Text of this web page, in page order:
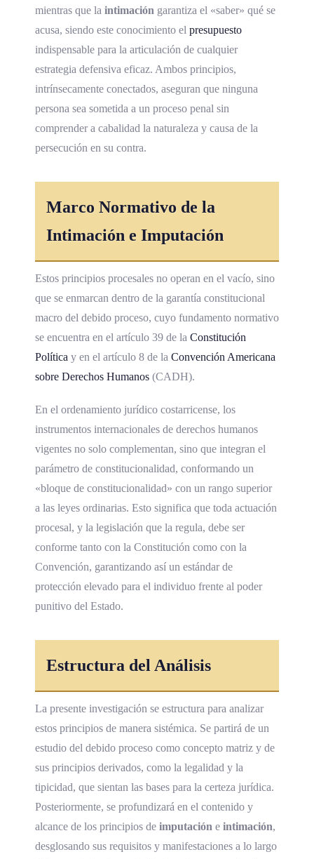
mientras que la intimación garantiza el «saber» qué se
acusa, siendo este conocimiento el presupuesto
indispensable para la articulación de cualquier
estrategia defensiva eficaz. Ambos principios,
intrínsecamente conectados, aseguran que ninguna
persona sea sometida a un proceso penal sin
comprender a cabalidad la naturaleza y causa de la
persecución en su contra.
Marco Normativo de la
Intimación e Imputación
Estos principios procesales no operan en el vacío, sino
que se enmarcan dentro de la garantía constitucional
macro del debido proceso, cuyo fundamento normativo
se encuentra en el artículo 39 de la Constitución
Política y en el artículo 8 de la Convención Americana
sobre Derechos Humanos (CADH).
En el ordenamiento jurídico costarricense, los
instrumentos internacionales de derechos humanos
vigentes no solo complementan, sino que integran el
parámetro de constitucionalidad, conformando un
«bloque de constitucionalidad» con un rango superior
a las leyes ordinarias. Esto significa que toda actuación
procesal, y la legislación que la regula, debe ser
conforme tanto con la Constitución como con la
Convención, garantizando así un estándar de
protección elevado para el individuo frente al poder
punitivo del Estado.
Estructura del Análisis
La presente investigación se estructura para analizar
estos principios de manera sistémica. Se partirá de un
estudio del debido proceso como concepto matriz y de
sus principios derivados, como la legalidad y la
tipicidad, que sientan las bases para la certeza jurídica.
Posteriormente, se profundizará en el contenido y
alcance de los principios de imputación e intimación,
desglosando sus requisitos y manifestaciones a lo largo